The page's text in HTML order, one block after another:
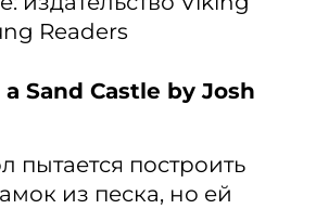
Readers
Sand Castle by Josh
пытается построить
из песка, но ей